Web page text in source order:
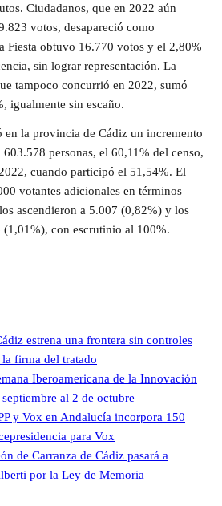
Ciudadanos, que en 2022 aún
votos, desapareció como
Fiesta obtuvo 16.770 votos y el 2,80%
sin lograr representación. La
tampoco concurrió en 2022, sumó
igualmente sin escaño.
la provincia de Cádiz un incremento
personas, el 60,11% del censo,
cuando participó el 51,54%. El
votantes adicionales en términos
ascendieron a 5.007 (0,82%) y los
(1,01%), con escrutinio al 100%.
estrena una frontera sin controles
firma del tratado
Iberoamericana de la Innovación
al 2 de octubre
y Vox en Andalucía incorpora 150
para Vox
de Carranza de Cádiz pasará a
por la Ley de Memoria